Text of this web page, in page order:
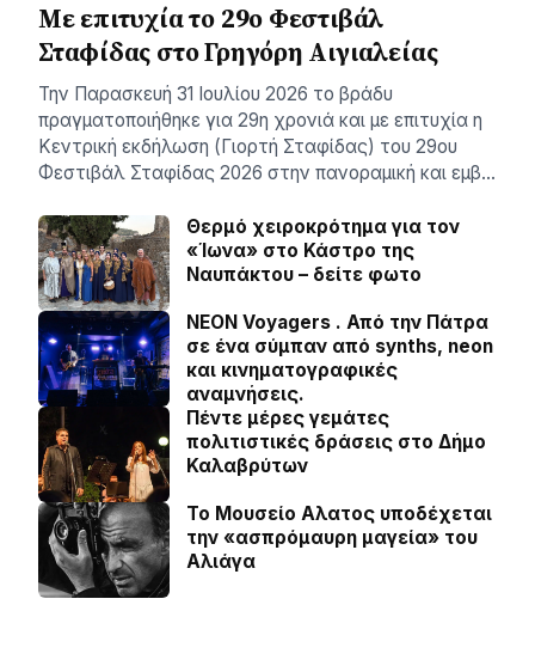
Με επιτυχία το 29ο Φεστιβάλ
Σταφίδας στο Γρηγόρη Aιγιαλείας
Την Παρασκευή 31 Ιουλίου 2026 το βράδυ
πραγματοποιήθηκε για 29η χρονιά και με επιτυχία η
Κεντρική εκδήλωση (Γιορτή Σταφίδας) του 29ου
Φεστιβάλ Σταφίδας 2026 στην πανοραμική και εμβ…
Θερμό χειροκρότημα για τον
«Ίωνα» στο Κάστρο της
Ναυπάκτου – δείτε φωτο
NEON Voyagers . Από την Πάτρα
σε ένα σύμπαν από synths, neon
και κινηματογραφικές
αναμνήσεις.
Πέντε μέρες γεμάτες
πολιτιστικές δράσεις στο Δήμο
Καλαβρύτων
Το Μουσείο Αλατος υποδέχεται
την «ασπρόμαυρη μαγεία» του
Αλιάγα